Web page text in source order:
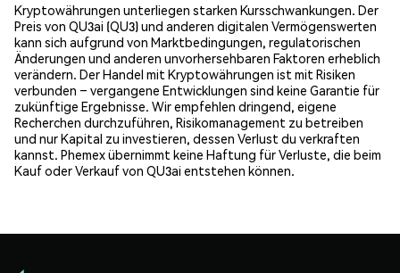
Kryptowährungen unterliegen starken Kursschwankungen. Der
Preis von QU3ai (QU3) und anderen digitalen Vermögenswerten
kann sich aufgrund von Marktbedingungen, regulatorischen
Änderungen und anderen unvorhersehbaren Faktoren erheblich
verändern. Der Handel mit Kryptowährungen ist mit Risiken
verbunden – vergangene Entwicklungen sind keine Garantie für
zukünftige Ergebnisse. Wir empfehlen dringend, eigene
Recherchen durchzuführen, Risikomanagement zu betreiben
und nur Kapital zu investieren, dessen Verlust du verkraften
kannst. Phemex übernimmt keine Haftung für Verluste, die beim
Kauf oder Verkauf von QU3ai entstehen können.